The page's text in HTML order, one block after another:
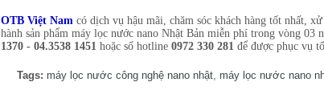
OTB Việt Nam có dịch vụ hậu mãi, chăm sóc khách hàng tốt nhất,
hành sản phẩm máy lọc nước nano Nhật Bản miễn phí trong vòng
1370 - 04.3538 1451 hoặc số hotline 0972 330 281 để được phục vụ
Tags: máy lọc nước công nghệ nano nhật, máy lọc nước nano